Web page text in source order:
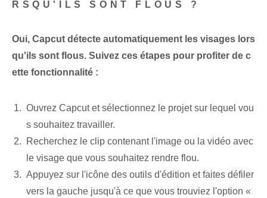
RSQU'ILS SONT FLOUS ?
Oui, Capcut détecte automatiquement les visages lors
qu'ils sont flous. Suivez ces étapes pour profiter de c
ette fonctionnalité :
Ouvrez Capcut et sélectionnez le projet sur lequel vou
s souhaitez travailler.
Recherchez le clip contenant l'image ou la vidéo avec
le visage que vous souhaitez rendre flou.
Appuyez sur l'icône des outils d'édition et faites défiler
vers la gauche jusqu'à ce que vous trouviez l'option «